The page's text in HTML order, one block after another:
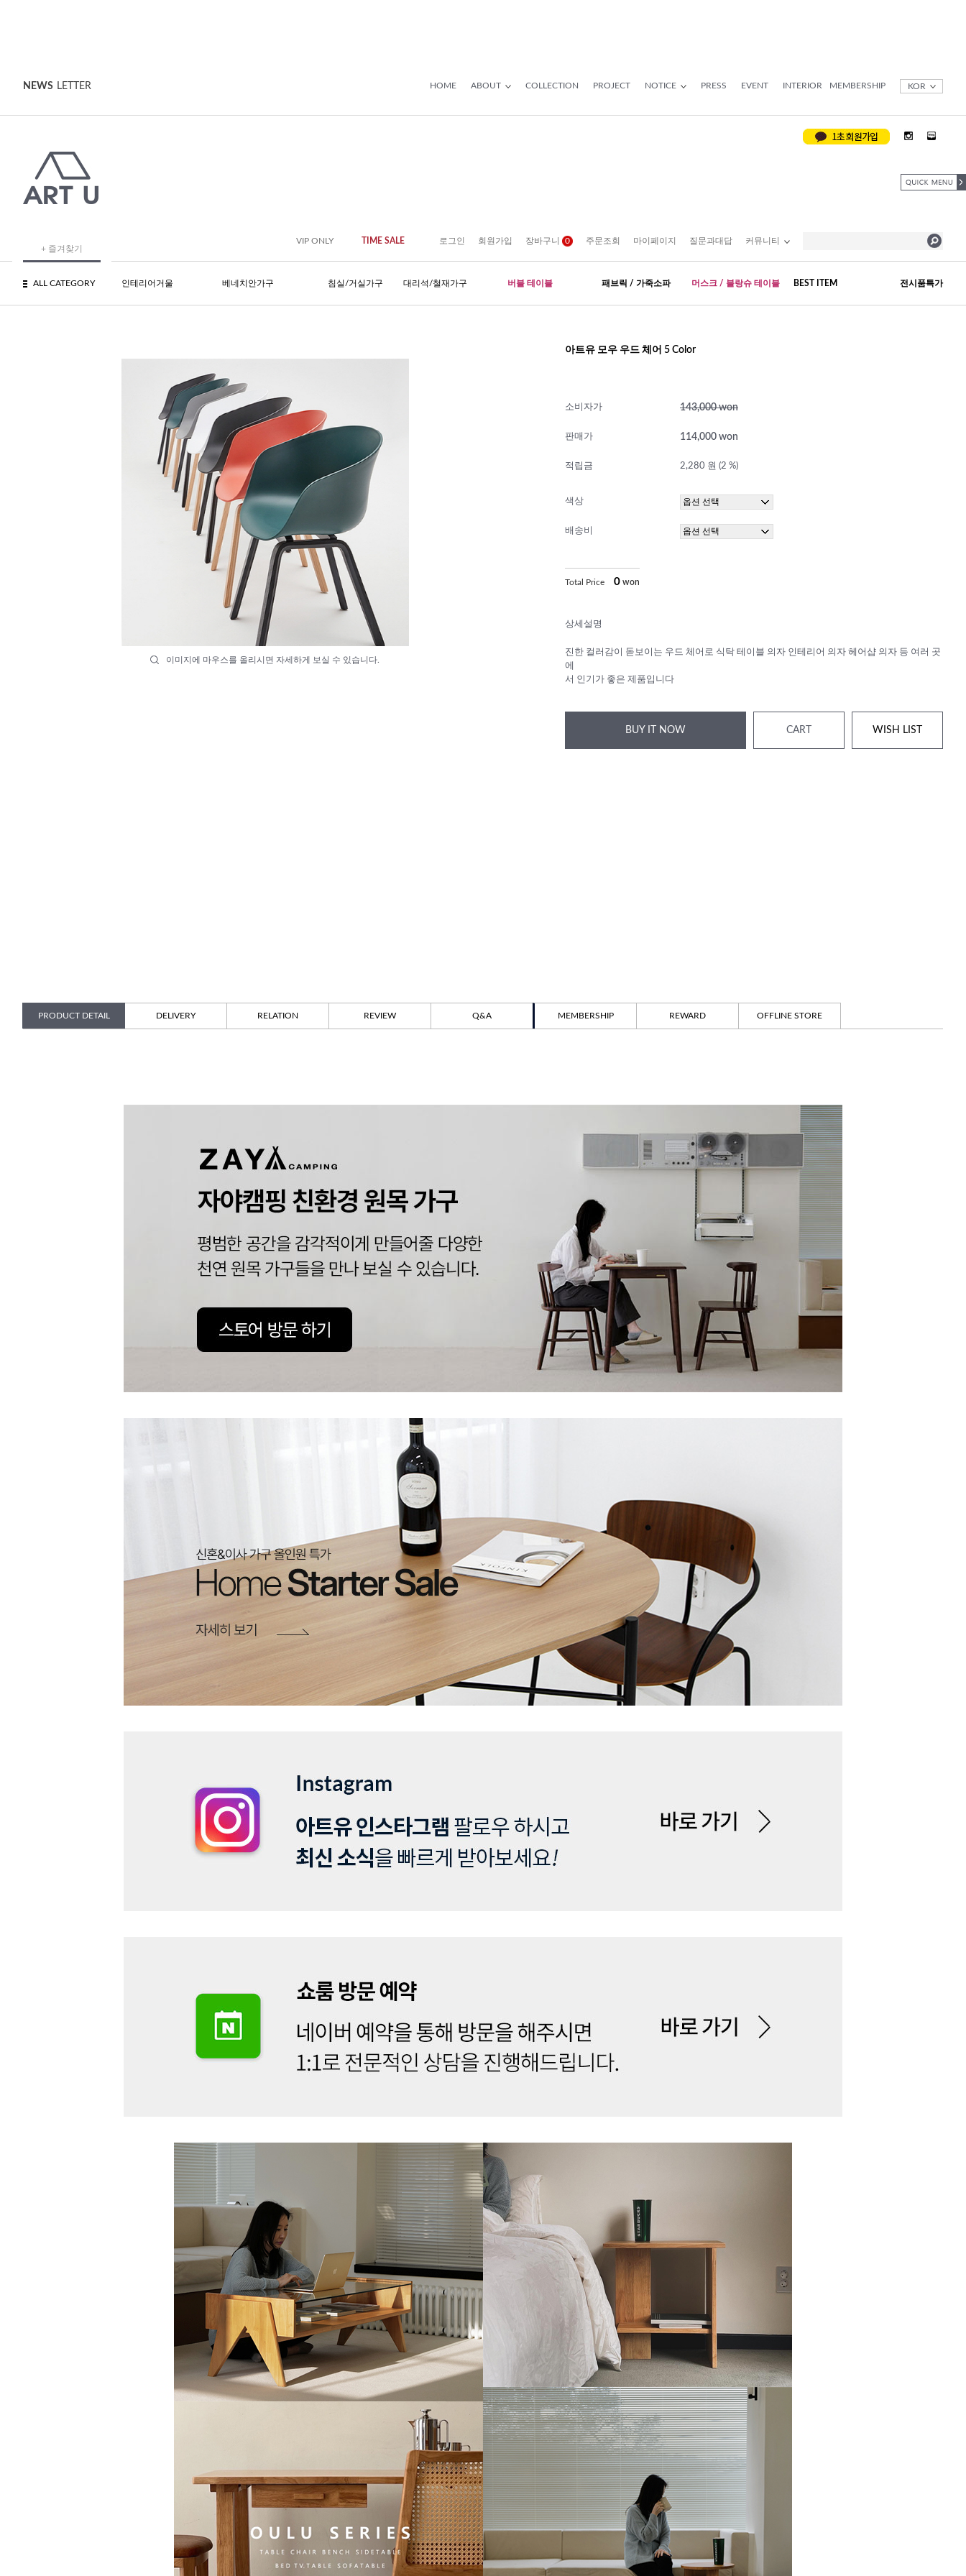
NEWS LETTER HOME ABOUT COLLECTION PROJECT NOTICE PRESS EVENT INTERIOR MEMBERSHIP KOR
+ 즐겨찾기
VIP ONLY TIME SALE 로그인 회원가입 장바구니 0 주문조회 마이페이지 질문과대답 커뮤니티
ALL CATEGORY 인테리어거울 베네치안가구 침실/거실가구 대리석/철재가구 버블 테이블 패브릭 / 가죽소파 머스크 / 블랑슈 테이블 BEST ITEM 전시품특가
이미지에 마우스를 올리시면 자세하게 보실 수 있습니다.
아트유 모우 우드 체어 5 Color
소비자가 143,000 won
판매가 114,000 won
적립금 2,280 원 (2 %)
색상
배송비
Total Price 0 won
상세설명
진한 컬러감이 돋보이는 우드 체어로 식탁 테이블 의자 인테리어 의자 헤어샵 의자 등 여러 곳
에
서 인기가 좋은 제품입니다
BUY IT NOW CART WISH LIST
PRODUCT DETAIL DELIVERY RELATION REVIEW Q&A MEMBERSHIP REWARD OFFLINE STORE